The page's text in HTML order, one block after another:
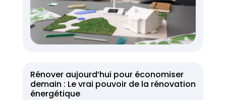
Rénover aujourd’hui pour économiser
demain : Le vrai pouvoir de la rénovation
énergétique